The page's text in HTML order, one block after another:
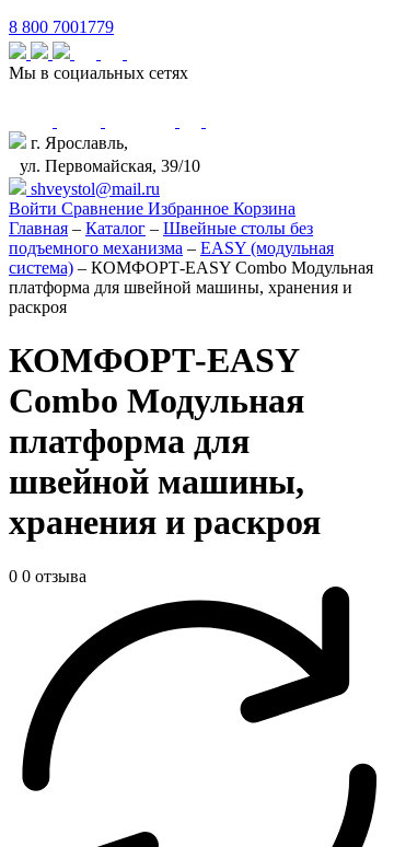
8 800 7001779
Мы в социальных сетях
г. Ярославль,
ул. Первомайская, 39/10
shveystol@mail.ru
Войти Сравнение Избранное Корзина
Главная – Каталог – Швейные столы без
подъемного механизма – EASY (модульная
система) – КОМФОРТ-EASY Combo Модульная
платформа для швейной машины, хранения и
раскроя
КОМФОРТ-EASY
Combo Модульная
платформа для
швейной машины,
хранения и раскроя
0 0 отзыва